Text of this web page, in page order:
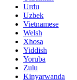
Urdu
Uzbek
Vietnamese
Welsh
Xhosa
Yiddish
Yoruba
Zulu
Kinyarwanda